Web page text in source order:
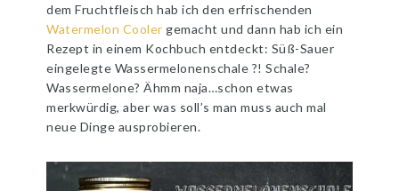
dem Fruchtfleisch hab ich den erfrischenden
Watermelon Cooler gemacht und dann hab ich ein
Rezept in einem Kochbuch entdeckt: Süß-Sauer
eingelegte Wassermelonenschale ?! Schale?
Wassermelone? Ähmm naja…schon etwas
merkwürdig, aber was soll’s man muss auch mal
neue Dinge ausprobieren.